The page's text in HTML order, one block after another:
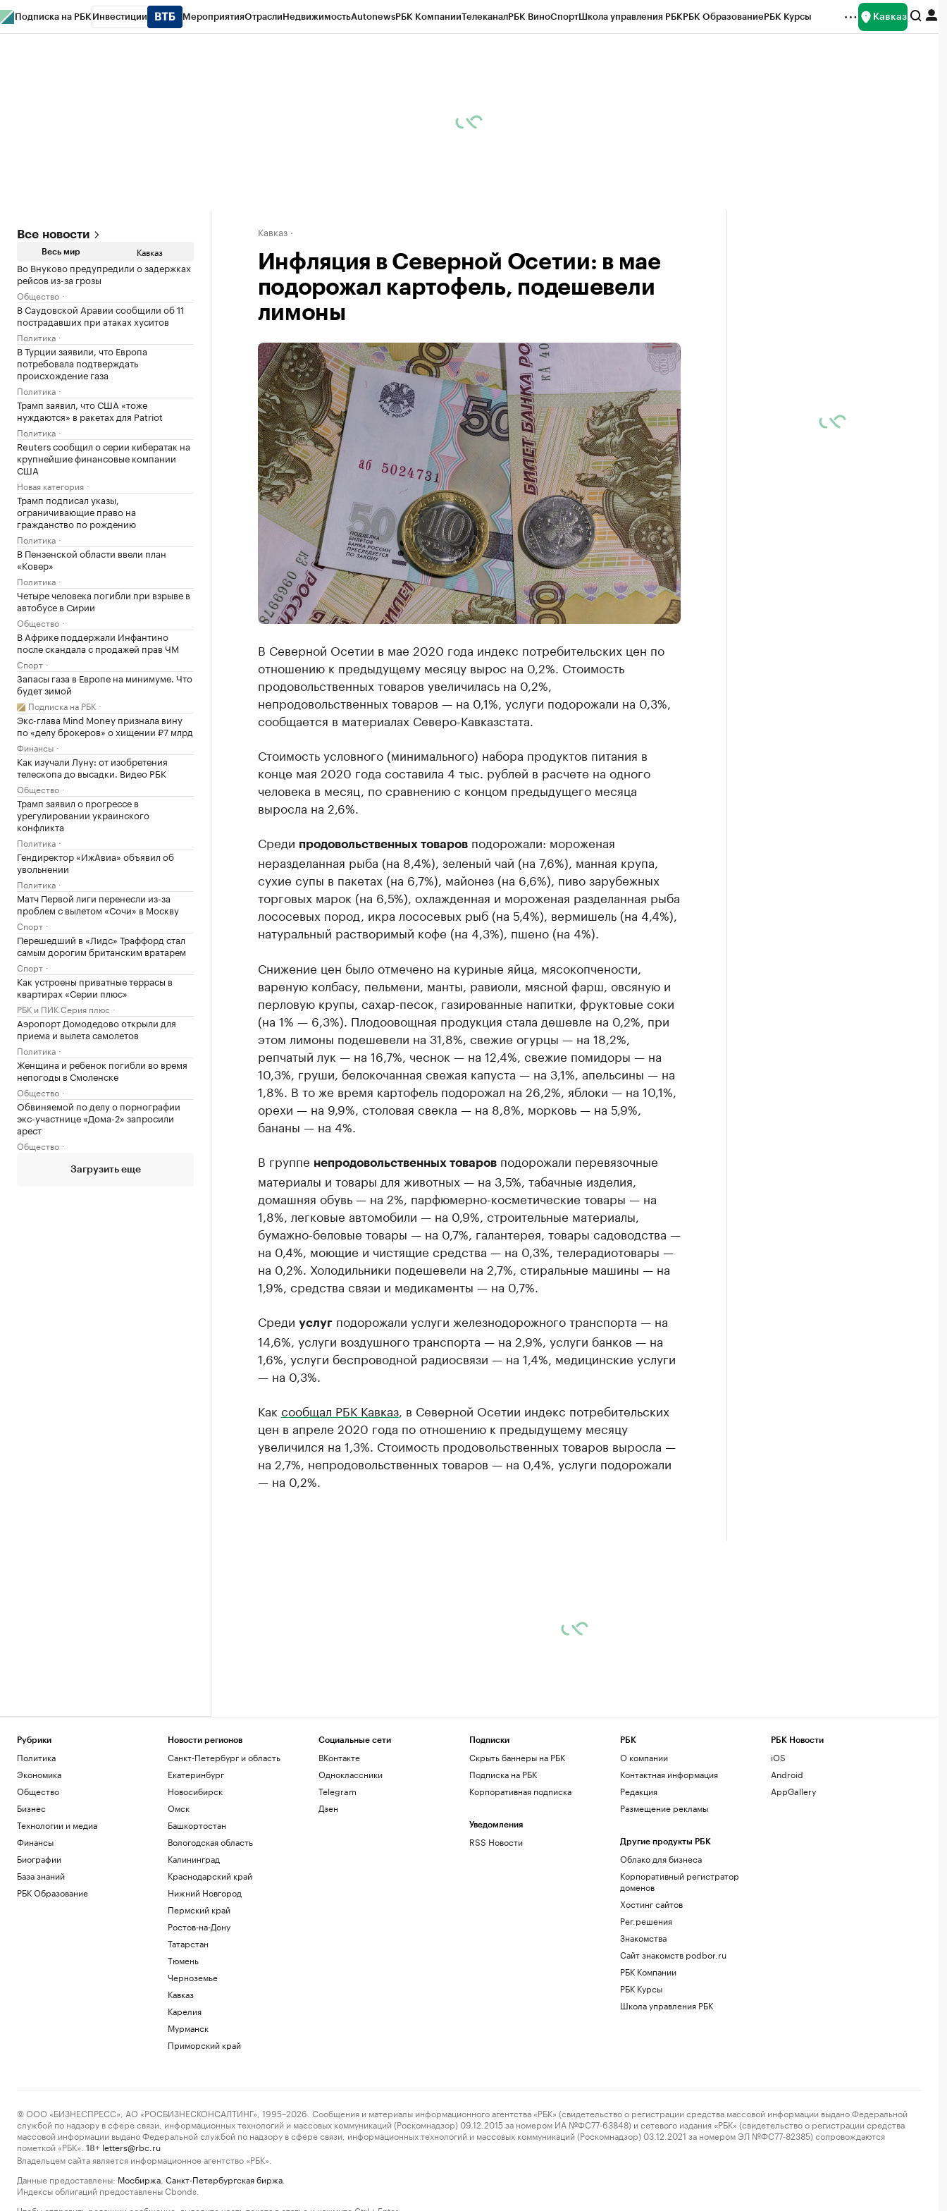
Подписка на РБК Инвестиции МероприятияОтраслиНедвижимостьAutonewsРБК КомпанииТелеканалРБК ВиноСпортШкола управления РБКРБК ОбразованиеРБК Курсы Кавказ
Все новости
Весь мир Кавказ
Во Внуково предупредили о задержках
рейсов из-за грозы
Общество
В Саудовской Аравии сообщили об 11
пострадавших при атаках хуситов
Политика
В Турции заявили, что Европа
потребовала подтверждать
происхождение газа
Политика
Трамп заявил, что США «тоже
нуждаются» в ракетах для Patriot
Политика
Reuters сообщил о серии кибератак на
крупнейшие финансовые компании
США
Новая категория
Трамп подписал указы,
ограничивающие право на
гражданство по рождению
Политика
В Пензенской области ввели план
«Ковер»
Политика
Четыре человека погибли при взрыве в
автобусе в Сирии
Общество
В Африке поддержали Инфантино
после скандала с продажей прав ЧМ
Спорт
Запасы газа в Европе на минимуме. Что
будет зимой
Подписка на РБК
Экс-глава Mind Money признала вину
по «делу брокеров» о хищении ₽7 млрд
Финансы
Как изучали Луну: от изобретения
телескопа до высадки. Видео РБК
Общество
Трамп заявил о прогрессе в
урегулировании украинского
конфликта
Политика
Гендиректор «ИжАвиа» объявил об
увольнении
Политика
Матч Первой лиги перенесли из-за
проблем с вылетом «Сочи» в Москву
Спорт
Перешедший в «Лидс» Траффорд стал
самым дорогим британским вратарем
Спорт
Как устроены приватные террасы в
квартирах «Серии плюс»
РБК и ПИК Серия плюс
Аэропорт Домодедово открыли для
приема и вылета самолетов
Политика
Женщина и ребенок погибли во время
непогоды в Смоленске
Общество
Обвиняемой по делу о порнографии
экс-участнице «Дома-2» запросили
арест
Общество
Загрузить еще
Кавказ
Инфляция в Северной Осетии: в мае
подорожал картофель, подешевели
лимоны
В Северной Осетии в мае 2020 года индекс потребительских цен по
отношению к предыдущему месяцу вырос на 0,2%. Стоимость
продовольственных товаров увеличилась на 0,2%,
непродовольственных товаров — на 0,1%, услуги подорожали на 0,3%,
сообщается в материалах Северо-Кавказстата.
Стоимость условного (минимального) набора продуктов питания в
конце мая 2020 года составила 4 тыс. рублей в расчете на одного
человека в месяц, по сравнению с концом предыдущего месяца
выросла на 2,6%.
Среди продовольственных товаровподорожали: мороженая
неразделанная рыба (на 8,4%), зеленый чай (на 7,6%), манная крупа,
сухие супы в пакетах (на 6,7%), майонез (на 6,6%), пиво зарубежных
торговых марок (на 6,5%), охлажденная и мороженая разделанная рыба
лососевых пород, икра лососевых рыб (на 5,4%), вермишель (на 4,4%),
натуральный растворимый кофе (на 4,3%), пшено (на 4%).
Снижение цен было отмечено на куриные яйца, мясокопчености,
вареную колбасу, пельмени, манты, равиоли, мясной фарш, овсяную и
перловую крупы, сахар-песок, газированные напитки, фруктовые соки
(на 1% — 6,3%). Плодоовощная продукция стала дешевле на 0,2%, при
этом лимоны подешевели на 31,8%, свежие огурцы — на 18,2%,
репчатый лук — на 16,7%, чеснок — на 12,4%, свежие помидоры — на
10,3%, груши, белокочанная свежая капуста — на 3,1%, апельсины — на
1,8%. В то же время картофель подорожал на 26,2%, яблоки — на 10,1%,
орехи — на 9,9%, столовая свекла — на 8,8%, морковь — на 5,9%,
бананы — на 4%.
В группе непродовольственных товаровподорожали перевязочные
материалы и товары для животных — на 3,5%, табачные изделия,
домашняя обувь — на 2%, парфюмерно-косметические товары — на
1,8%, легковые автомобили — на 0,9%, строительные материалы,
бумажно-беловые товары — на 0,7%, галантерея, товары садоводства —
на 0,4%, моющие и чистящие средства — на 0,3%, телерадиотовары —
на 0,2%. Холодильники подешевели на 2,7%, стиральные машины — на
1,9%, средства связи и медикаменты — на 0,7%.
Среди услугподорожали услуги железнодорожного транспорта — на
14,6%, услуги воздушного транспорта — на 2,9%, услуги банков — на
1,6%, услуги беспроводной радиосвязи — на 1,4%, медицинские услуги
— на 0,3%.
Как сообщал РБК Кавказ, в Северной Осетии индекс потребительских
цен в апреле 2020 года по отношению к предыдущему месяцу
увеличился на 1,3%. Стоимость продовольственных товаров выросла —
на 2,7%, непродовольственных товаров — на 0,4%, услуги подорожали
— на 0,2%.
Рубрики
Политика
Экономика
Общество
Бизнес
Технологии и медиа
Финансы
Биографии
База знаний
РБК Образование
Новости регионов
Санкт-Петербург и область
Екатеринбург
Новосибирск
Омск
Башкортостан
Вологодская область
Калининград
Краснодарский край
Нижний Новгород
Пермский край
Ростов-на-Дону
Татарстан
Тюмень
Черноземье
Кавказ
Карелия
Мурманск
Приморский край
Социальные сети
ВКонтакте
Одноклассники
Telegram
Дзен
Подписки
Скрыть баннеры на РБК
Подписка на РБК
Корпоративная подписка
Уведомления
RSS Новости
РБК
О компании
Контактная информация
Редакция
Размещение рекламы
Другие продукты РБК
Облако для бизнеса
Корпоративный регистратор
доменов
Хостинг сайтов
Рег.решения
Знакомства
Сайт знакомств podbor.ru
РБК Компании
РБК Курсы
Школа управления РБК
РБК Новости
iOS
Android
AppGallery
© ООО «БИЗНЕСПРЕСС», АО «РОСБИЗНЕСКОНСАЛТИНГ», 1995–2026. Сообщения и материалы информационного агентства «РБК» (свидетельство о регистрации средства массовой информации выдано Федеральной
службой по надзору в сфере связи, информационных технологий и массовых коммуникаций (Роскомнадзор) 09.12.2015 за номером ИА №ФС77-63848) и сетевого издания «РБК» (свидетельство о регистрации средства
массовой информации выдано Федеральной службой по надзору в сфере связи, информационных технологий и массовых коммуникаций (Роскомнадзор) 03.12.2021 за номером ЭЛ №ФС77-82385) сопровождаются
пометкой «РБК».
18+ letters@rbc.ru
Владельцем сайта является информационное агентство «РБК».
Данные предоставлены: Мосбиржа Санкт-Петербургская биржа
Индексы облигаций предоставлены Cbonds.